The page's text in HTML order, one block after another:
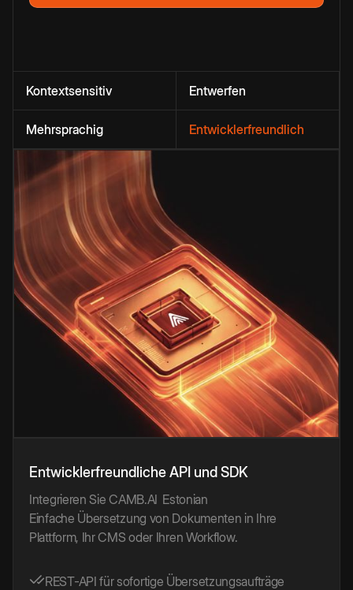
Kontextsensitiv Entwerfen
Mehrsprachig Entwicklerfreundlich
Entwicklerfreundliche API und SDK
Integrieren Sie CAMB.AI Estonian
Einfache Übersetzung von Dokumenten in Ihre
Plattform, Ihr CMS oder Ihren Workflow.
REST-API für sofortige Übersetzungsaufträge